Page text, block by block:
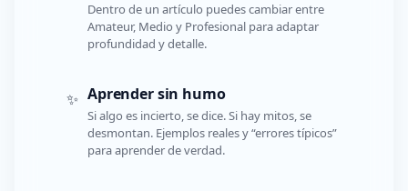
Dentro de un artículo puedes cambiar entre
Amateur, Medio y Profesional para adaptar
profundidad y detalle.
✨ Aprender sin humo
Si algo es incierto, se dice. Si hay mitos, se
desmontan. Ejemplos reales y “errores típicos”
para aprender de verdad.